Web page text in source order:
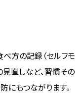
べ方の記録（セルフモ
見直しなど、習慣その
にもつながります。